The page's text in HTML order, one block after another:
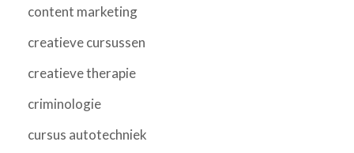
content marketing
creatieve cursussen
creatieve therapie
criminologie
cursus autotechniek